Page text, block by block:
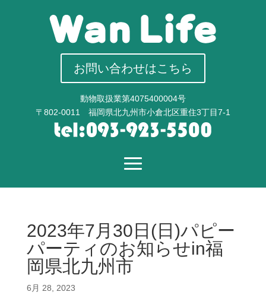
お問い合わせはこちら
動物取扱業第4075400004号
〒802-0011 福岡県北九州市小倉北区重住3丁目7-1
2023年7月30日(日)パピー
パーティのお知らせin福
岡県北九州市
6月 28, 2023